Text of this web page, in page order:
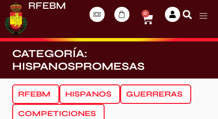
RFEBM
0
CATEGORÍA:
HISPANOSPROMESAS
RFEBM HISPANOS GUERRERAS
COMPETICIONES